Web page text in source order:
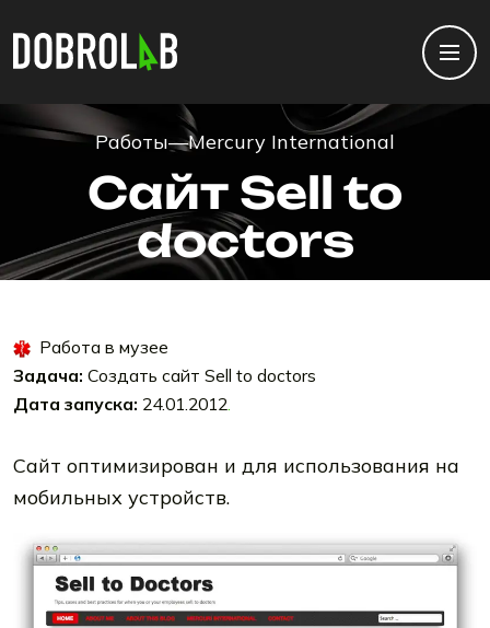
Работы—Mercury International
Сайт Sell to
doctors
Работа в музее
Задача: Создать сайт Sell to doctors
Дата запуска: 24.01.2012.
Сайт оптимизирован и для использования на
мобильных устройств.